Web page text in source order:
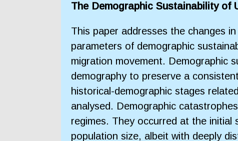
The Demographic Sustainability of
This paper addresses the changes
parameters of demographic
migration movement. Demographic
demography to preserve a
historical-demographic stages
analysed. Demographic
regimes. They occurred at the
population size, albeit with deeply